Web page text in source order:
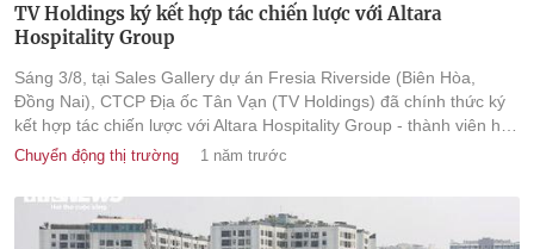
TV Holdings ký kết hợp tác chiến lược với Altara
Hospitality Group
Sáng 3/8, tại Sales Gallery dự án Fresia Riverside (Biên Hòa,
Đồng Nai), CTCP Địa ốc Tân Vạn (TV Holdings) đã chính thức ký
kết hợp tác chiến lược với Altara Hospitality Group - thành viên hệ
sinh thái Eco Business System dưới sự quản lý của Altara
Chuyển động thị trường 1 năm trước